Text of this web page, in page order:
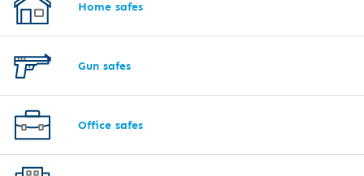
Home safes
Gun safes
Office safes